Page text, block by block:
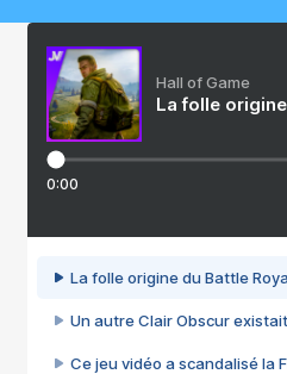
Hall of Game
La folle
0:00
La folle origine du Battle
Un autre Clair Obscur
Ce jeu vidéo a scandalisé la